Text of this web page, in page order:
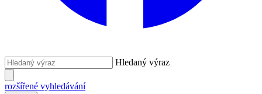
Hledaný výraz
rozšířené vyhledávání